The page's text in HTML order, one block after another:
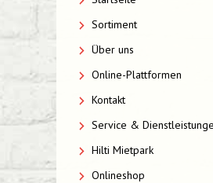
Sortiment
Über uns
Online-Plattformen
Kontakt
Service &
Hilti Mietpark
Onlineshop